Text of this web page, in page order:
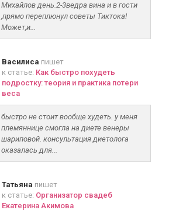
Михайлов день.2-3ведра вина и в гости
,прямо переплюнул советы Тиктока!
Может,и...
Василиса пишет
к статье: Как быстро похудеть
подростку: теория и практика потери
веса
быстро не стоит вообще худеть. у меня
племяннице смогла на диете венеры
шариповой. консультация диетолога
оказалась для...
Татьяна пишет
к статье: Организатор свадеб
Екатерина Акимова